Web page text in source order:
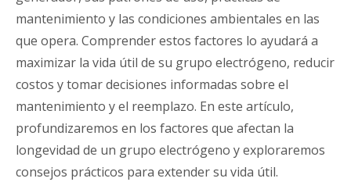
mantenimiento y las condiciones ambientales en las
que opera. Comprender estos factores lo ayudará a
maximizar la vida útil de su grupo electrógeno, reducir
costos y tomar decisiones informadas sobre el
mantenimiento y el reemplazo. En este artículo,
profundizaremos en los factores que afectan la
longevidad de un grupo electrógeno y exploraremos
consejos prácticos para extender su vida útil.